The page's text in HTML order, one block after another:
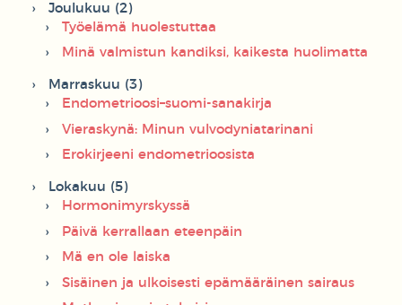
Joulukuu (2)
Työelämä huolestuttaa
Minä valmistun kandiksi, kaikesta huolimatta
Marraskuu (3)
Endometrioosi–suomi-sanakirja
Vieraskynä: Minun vulvodyniatarinani
Erokirjeeni endometrioosista
Lokakuu (5)
Hormonimyrskyssä
Päivä kerrallaan eteenpäin
Mä en ole laiska
Sisäinen ja ulkoisesti epämääräinen sairaus